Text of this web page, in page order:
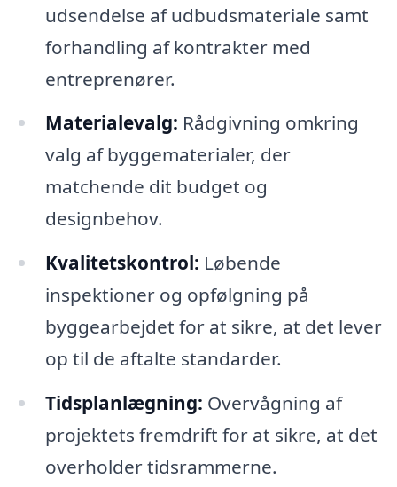
udsendelse af udbudsmateriale samt
forhandling af kontrakter med
entreprenører.
Materialevalg: Rådgivning omkring
valg af byggematerialer, der
matchende dit budget og
designbehov.
Kvalitetskontrol: Løbende
inspektioner og opfølgning på
byggearbejdet for at sikre, at det lever
op til de aftalte standarder.
Tidsplanlægning: Overvågning af
projektets fremdrift for at sikre, at det
overholder tidsrammerne.